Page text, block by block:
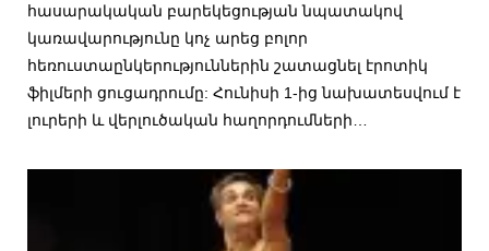
հասարակական բարեկեցության նպատակով
կառավարությունը կոչ արեց բոլոր
հեռուստաընկերություններին շատացնել էրոտիկ
ֆիլմերի ցուցադրումը: Հունիսի 1-ից նախատեսվում է
լուրերի և վերլուծական հաղորդումների…